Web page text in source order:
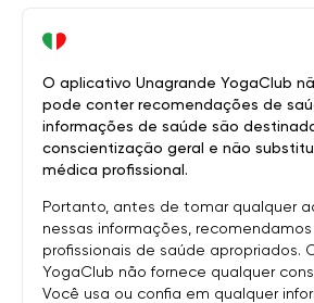
O aplicativo Unagrande YogaClub
pode conter recomendações de
informações de saúde são
conscientização geral e não
médica profissional.
Portanto, antes de tomar qualquer
nessas informações,
profissionais de saúde apropriados.
YogaClub não fornece qualquer
Você usa ou confia em qualquer